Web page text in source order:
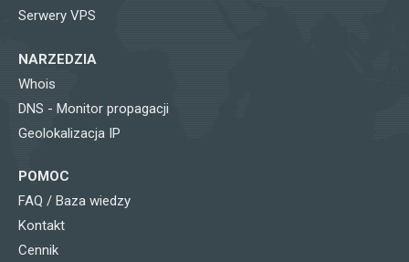
Serwery VPS
NARZEDZIA
Whois
DNS - Monitor propagacji
Geolokalizacja IP
POMOC
FAQ / Baza wiedzy
Kontakt
Cennik